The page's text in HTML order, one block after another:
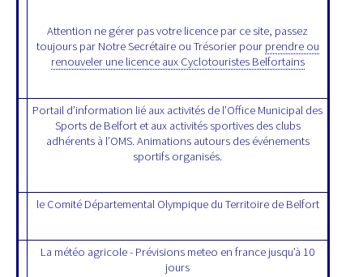
Attention ne gérer pas votre licence par ce site, passez
toujours par Notre Secrétaire ou Trésorier pour prendre ou
renouveler une licence aux Cyclotouristes Belfortains
Portail d’information lié aux activités de l’Office Municipal des
Sports de Belfort et aux activités sportives des clubs
adhérents à l’OMS. Animations autours des événements
sportifs organisés.
le Comité Départemental Olympique du Territoire de Belfort
La météo agricole - Prévisions meteo en france jusqu’à 10
jours